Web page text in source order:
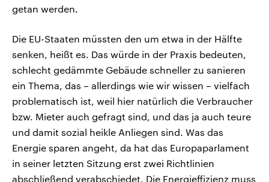
getan werden.
Die EU-Staaten müssten den um etwa in der Hälfte
senken, heißt es. Das würde in der Praxis bedeuten,
schlecht gedämmte Gebäude schneller zu sanieren
ein Thema, das – allerdings wie wir wissen – vielfach
problematisch ist, weil hier natürlich die Verbraucher
bzw. Mieter auch gefragt sind, und das ja auch teure
und damit sozial heikle Anliegen sind. Was das
Energie sparen angeht, da hat das Europaparlament
in seiner letzten Sitzung erst zwei Richtlinien
abschließend verabschiedet. Die Energieffizienz muss